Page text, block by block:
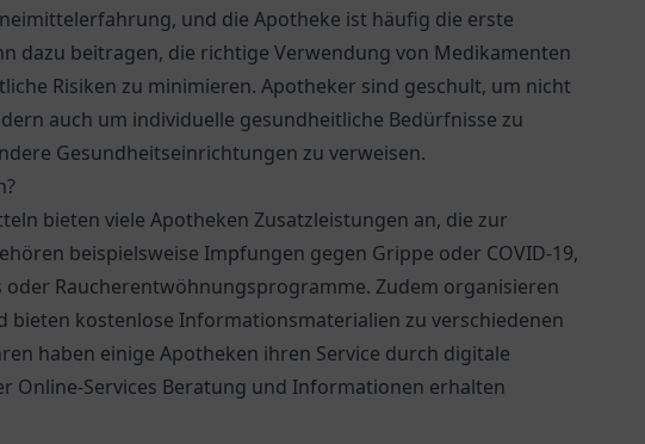
und die Apotheke ist häufig die erste
dazu beitragen, die richtige Verwendung von Medikamenten
Risiken zu minimieren. Apotheker sind geschult, um nicht
auch um individuelle gesundheitliche Bedürfnisse zu
Gesundheitseinrichtungen zu verweisen.
bieten viele Apotheken Zusatzleistungen an, die zur
beispielsweise Impfungen gegen Grippe oder COVID-19,
Raucherentwöhnungsprogramme. Zudem organisieren
bieten kostenlose Informationsmaterialien zu verschiedenen
haben einige Apotheken ihren Service durch digitale
Online-Services Beratung und Informationen erhalten